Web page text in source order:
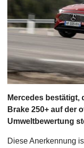
Mercedes bestätigt,
Brake 250+ auf der
Umweltbewertung
Diese Anerkennung